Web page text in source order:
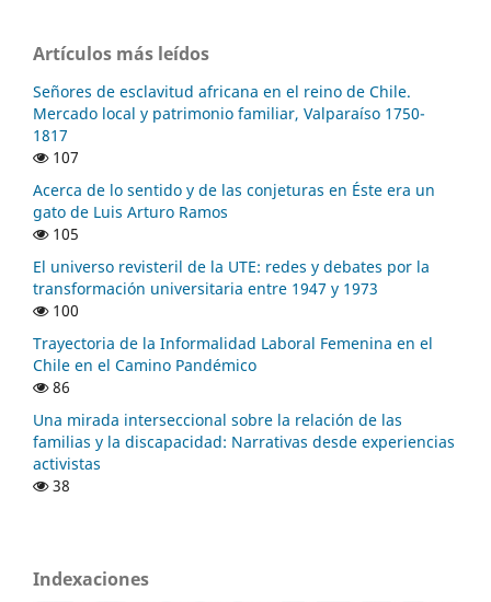
Artículos más leídos
Señores de esclavitud africana en el reino de Chile.
Mercado local y patrimonio familiar, Valparaíso 1750-
1817
107
Acerca de lo sentido y de las conjeturas en Éste era un
gato de Luis Arturo Ramos
105
El universo revisteril de la UTE: redes y debates por la
transformación universitaria entre 1947 y 1973
100
Trayectoria de la Informalidad Laboral Femenina en el
Chile en el Camino Pandémico
86
Una mirada interseccional sobre la relación de las
familias y la discapacidad: Narrativas desde experiencias
activistas
38
Indexaciones